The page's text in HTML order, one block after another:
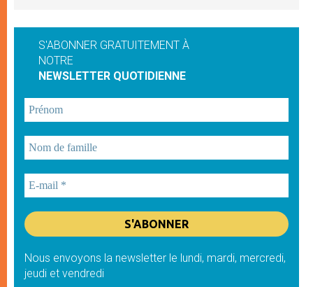
S'ABONNER GRATUITEMENT À
NOTRE
NEWSLETTER QUOTIDIENNE
Nous envoyons la newsletter le lundi, mardi, mercredi,
jeudi et vendredi